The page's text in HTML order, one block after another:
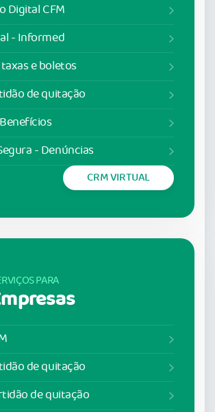
Digital CFM
- Informed
e boletos
de quitação
- Denúncias
CRM VIRTUAL
PARA
de quitação
de quitação